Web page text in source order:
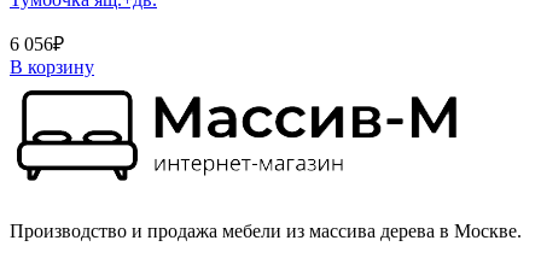
6 056₽
В корзину
Производство и продажа мебели из массива дерева в Москве.